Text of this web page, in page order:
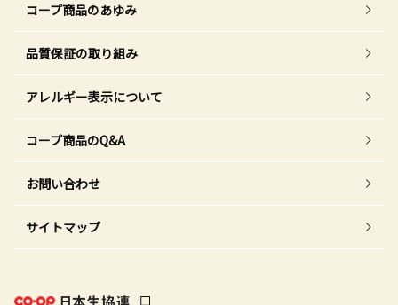
コープ商品のあゆみ
品質保証の取り組み
アレルギー表示について
コープ商品のQ&A
お問い合わせ
サイトマップ